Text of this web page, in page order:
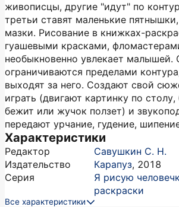
живописцы, другие "идут" по
третьи ставят маленькие
мазки. Рисование в книжках-
гуашевыми красками,
необыкновенно увлекает малышей.
ограничиваются пределами
выходят за него. Создают свой
играть (двигают картинку по
бежит или жучок ползет) и
передают урчание, гудение,
Характеристики
Редактор
Савушкин С. Н.
Издательство
Карапуз, 2018
Серия
Я рисую
раскраски
Все характеристики